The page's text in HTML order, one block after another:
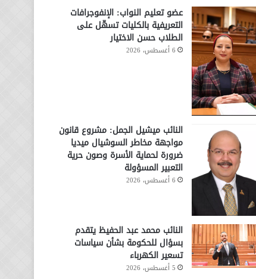
عضو تعليم النواب: الإنفوجرافات
التعريفية بالكليات تسهّل على
الطلاب حسن الاختيار
6 أغسطس، 2026
النائب ميشيل الجمل: مشروع قانون
مواجهة مخاطر السوشيال ميديا
ضرورة لحماية الأسرة وصون حرية
التعبير المسؤولة
6 أغسطس، 2026
النائب محمد عبد الحفيظ يتقدم
بسؤال للحكومة بشأن سياسات
تسعير الكهرباء
5 أغسطس، 2026